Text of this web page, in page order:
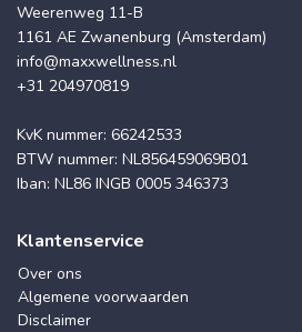
Weerenweg 11-B
1161 AE Zwanenburg (Amsterdam)
info@maxxwellness.nl
+31 204970819
KvK nummer: 66242533
BTW nummer: NL856459069B01
Iban: NL86 INGB 0005 346373
Klantenservice
Over ons
Algemene voorwaarden
Disclaimer